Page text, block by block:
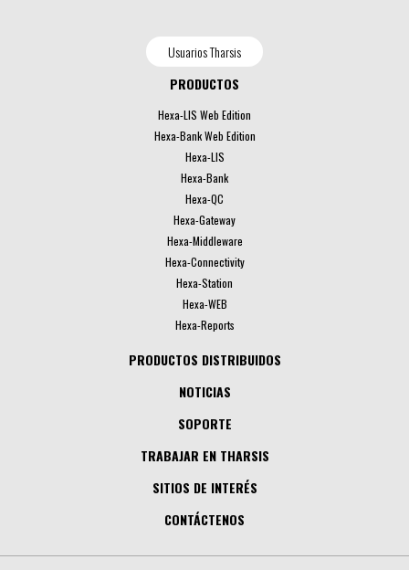
Usuarios Tharsis
PRODUCTOS
Hexa-LIS Web Edition
Hexa-Bank Web Edition
Hexa-LIS
Hexa-Bank
Hexa-QC
Hexa-Gateway
Hexa-Middleware
Hexa-Connectivity
Hexa-Station
Hexa-WEB
Hexa-Reports
PRODUCTOS DISTRIBUIDOS
NOTICIAS
SOPORTE
TRABAJAR EN THARSIS
SITIOS DE INTERÉS
CONTÁCTENOS